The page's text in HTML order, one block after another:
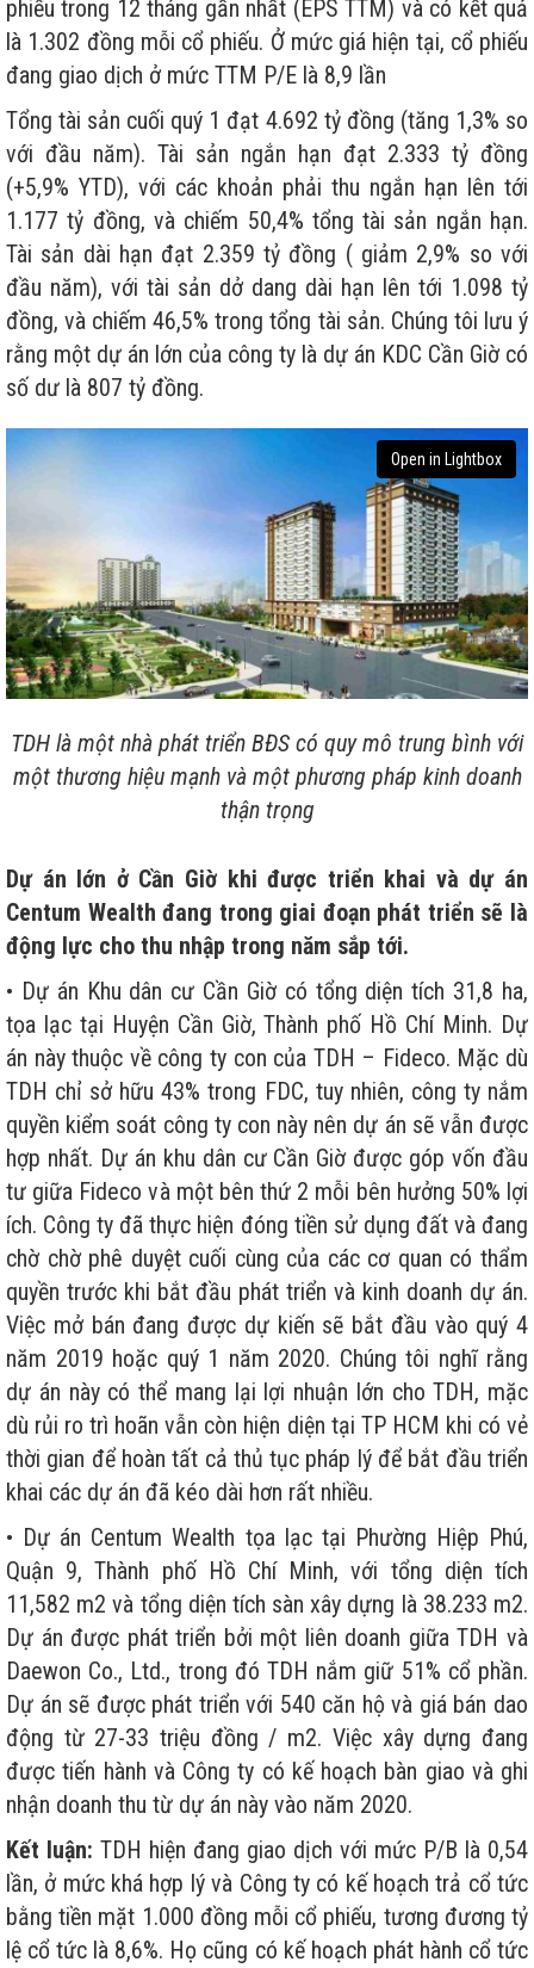
phiếu trong 12 tháng gần nhất (EPS TTM) và có kết quả
là 1.302 đồng mỗi cổ phiếu. Ở mức giá hiện tại, cổ phiếu
đang giao dịch ở mức TTM P/E là 8,9 lần
Tổng tài sản cuối quý 1 đạt 4.692 tỷ đồng (tăng 1,3% so
với đầu năm). Tài sản ngắn hạn đạt 2.333 tỷ đồng
(+5,9% YTD), với các khoản phải thu ngắn hạn lên tới
1.177 tỷ đồng, và chiếm 50,4% tổng tài sản ngắn hạn.
Tài sản dài hạn đạt 2.359 tỷ đồng ( giảm 2,9% so với
đầu năm), với tài sản dở dang dài hạn lên tới 1.098 tỷ
đồng, và chiếm 46,5% trong tổng tài sản. Chúng tôi lưu ý
rằng một dự án lớn của công ty là dự án KDC Cần Giờ có
số dư là 807 tỷ đồng.
Open in Lightbox
TDH là một nhà phát triển BĐS có quy mô trung bình với
một thương hiệu mạnh và một phương pháp kinh doanh
thận trọng
Dự án lớn ở Cần Giờ khi được triển khai và dự án
Centum Wealth đang trong giai đoạn phát triển sẽ là
động lực cho thu nhập trong năm sắp tới.
• Dự án Khu dân cư Cần Giờ có tổng diện tích 31,8 ha,
tọa lạc tại Huyện Cần Giờ, Thành phố Hồ Chí Minh. Dự
án này thuộc về công ty con của TDH – Fideco. Mặc dù
TDH chỉ sở hữu 43% trong FDC, tuy nhiên, công ty nắm
quyền kiểm soát công ty con này nên dự án sẽ vẫn được
hợp nhất. Dự án khu dân cư Cần Giờ được góp vốn đầu
tư giữa Fideco và một bên thứ 2 mỗi bên hưởng 50% lợi
ích. Công ty đã thực hiện đóng tiền sử dụng đất và đang
chờ chờ phê duyệt cuối cùng của các cơ quan có thẩm
quyền trước khi bắt đầu phát triển và kinh doanh dự án.
Việc mở bán đang được dự kiến sẽ bắt đầu vào quý 4
năm 2019 hoặc quý 1 năm 2020. Chúng tôi nghĩ rằng
dự án này có thể mang lại lợi nhuận lớn cho TDH, mặc
dù rủi ro trì hoãn vẫn còn hiện diện tại TP HCM khi có vẻ
thời gian để hoàn tất cả thủ tục pháp lý để bắt đầu triển
khai các dự án đã kéo dài hơn rất nhiều.
• Dự án Centum Wealth tọa lạc tại Phường Hiệp Phú,
Quận 9, Thành phố Hồ Chí Minh, với tổng diện tích
11,582 m2 và tổng diện tích sàn xây dựng là 38.233 m2.
Dự án được phát triển bởi một liên doanh giữa TDH và
Daewon Co., Ltd., trong đó TDH nắm giữ 51% cổ phần.
Dự án sẽ được phát triển với 540 căn hộ và giá bán dao
động từ 27-33 triệu đồng / m2. Việc xây dựng đang
được tiến hành và Công ty có kế hoạch bàn giao và ghi
nhận doanh thu từ dự án này vào năm 2020.
Kết luận: TDH hiện đang giao dịch với mức P/B là 0,54
lần, ở mức khá hợp lý và Công ty có kế hoạch trả cổ tức
bằng tiền mặt 1.000 đồng mỗi cổ phiếu, tương đương tỷ
lệ cổ tức là 8,6%. Họ cũng có kế hoạch phát hành cổ tức